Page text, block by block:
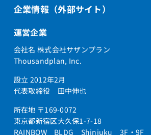
企業情報（外部サイト）
運営企業
会社名 株式会社サザンプラン
Thousandplan, Inc.
設立 2012年2月
代表取締役 田中伸也
所在地 〒169-0072
東京都新宿区大久保1-7-18
RAINBOW BLDG Shinjuku 3F・9F